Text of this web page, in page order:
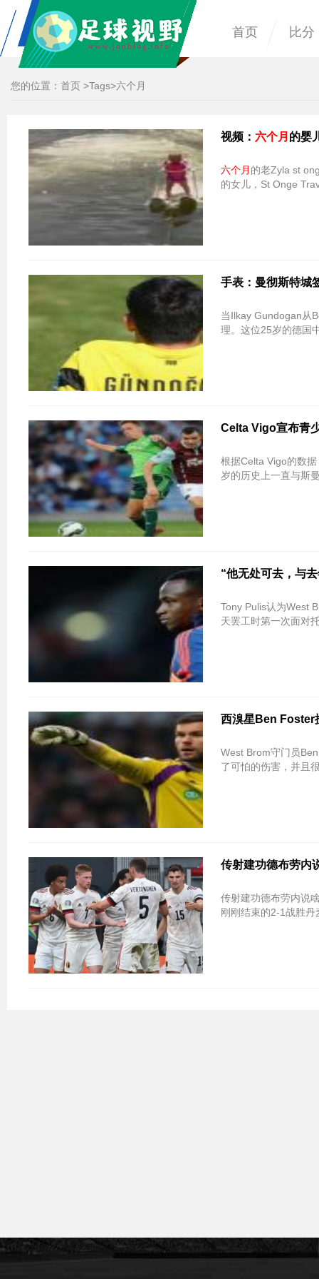
首页 比分
您的位置： 首页 >Tags>六个月
视频： 六个月 的婴
六个月 的老Zyla st
的女儿，St Onge
手表：曼彻斯特
当Ilkay Gundogan从
理。这位25岁的德国
Celta Vigo宣布青
根据Celta Vigo的数
岁的历史上一直与斯
“他无处可去，与
Tony Pulis认为West
天罢工时第一次面对
西溴星Ben Foster
West Brom守门员
了可怕的伤害，并且
传射建功德布劳内
传射建功德布劳内说
刚刚结束的2-1战胜